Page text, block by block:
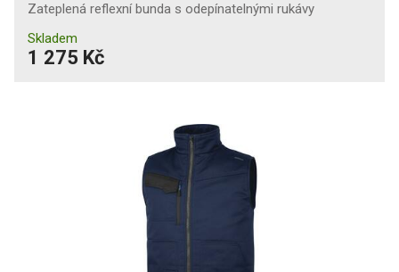
Zateplená reflexní bunda s odepínatelnými rukávy
Skladem
1 275 Kč